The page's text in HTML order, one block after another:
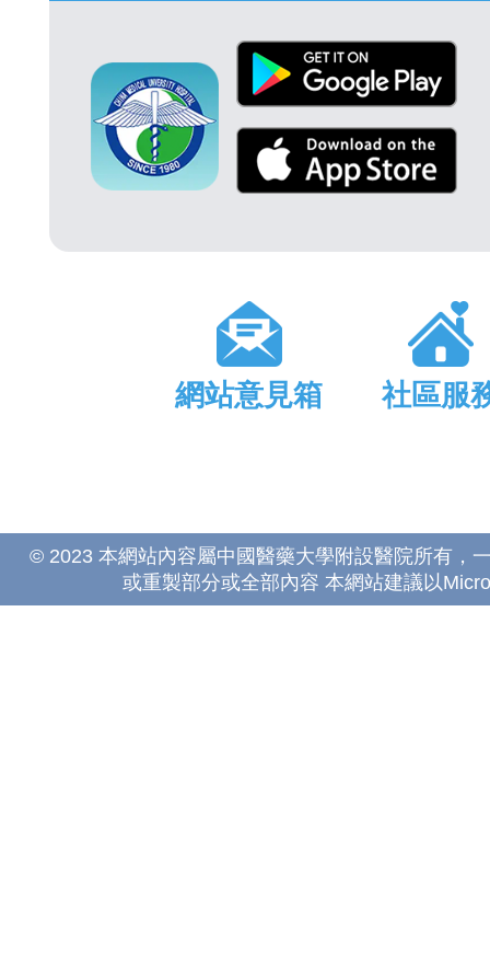
網站意見箱 社區服
© 2023 本網站內容屬中國醫藥大學附設醫院所有，
或重製部分或全部內容 本網站建議以